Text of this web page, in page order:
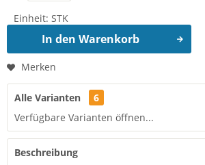
Einheit: STK
In den Warenkorb
Merken
Alle Varianten
6
Verfügbare Varianten öffnen...
Beschreibung